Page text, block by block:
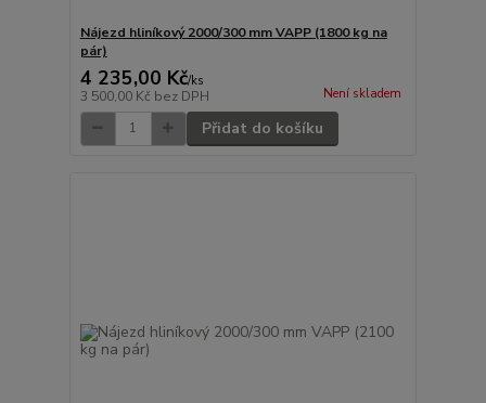
Nájezd hliníkový 2000/300 mm VAPP (1800 kg na
pár)
4 235,00 Kč/ks
3 500,00 Kč bez DPH Není skladem
Přidat do košíku